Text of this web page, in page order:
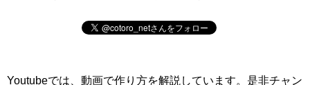
Youtubeでは、動画で作り方を解説しています。是非チャン